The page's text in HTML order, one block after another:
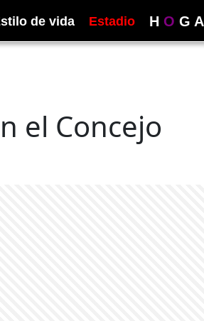
de vida Estadio H O G A
el Concejo